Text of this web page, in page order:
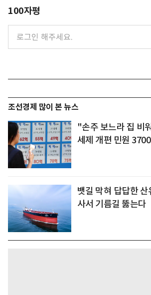
100자평
조선경제 많이 본 뉴스
"손주 보느라 집 비
세제 개편 민원
뱃길 막혀 답답한
사서 기름길 뚫는다